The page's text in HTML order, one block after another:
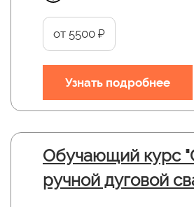
от 5500 ₽
Узнать подробнее
Обучающий курс
ручной дуговой